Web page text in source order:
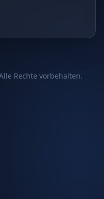
Rechte vorbehalten.